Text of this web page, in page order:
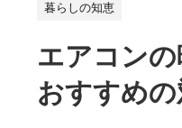
暮らしの知恵
エアコン
おすすめ